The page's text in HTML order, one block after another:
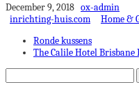
December 9, 2018 ox-admin
inrichting-huis.com
Home &
Ronde kussens
The Calile Hotel Brisbane